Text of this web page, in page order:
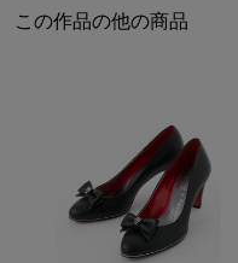
原産国／中国
98g
この作品の他の商品